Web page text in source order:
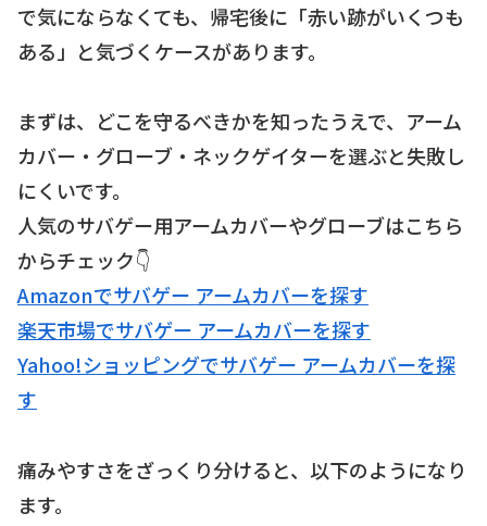
で気にならなくても、帰宅後に「赤い跡がいくつも
ある」と気づくケースがあります。
まずは、どこを守るべきかを知ったうえで、アーム
カバー・グローブ・ネックゲイターを選ぶと失敗し
にくいです。
人気のサバゲー用アームカバーやグローブはこちら
からチェック👇
Amazonでサバゲー アームカバーを探す
楽天市場でサバゲー アームカバーを探す
Yahoo!ショッピングでサバゲー アームカバーを探
す
痛みやすさをざっくり分けると、以下のようになり
ます。